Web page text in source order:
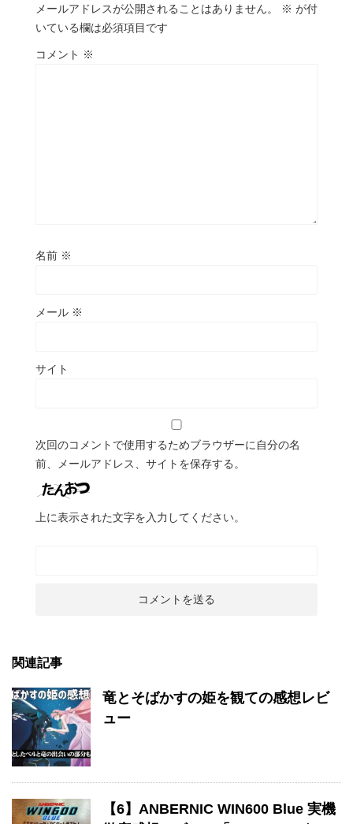
メールアドレスが公開されることはありません。 ※ が付
いている欄は必須項目です
コメント ※
名前 ※
メール ※
サイト
次回のコメントで使用するためブラウザーに自分の名
前、メールアドレス、サイトを保存する。
上に表示された文字を入力してください。
関連記事
竜とそばかすの姫を観ての感想レビ
ュー
【6】ANBERNIC WIN600 Blue 実機